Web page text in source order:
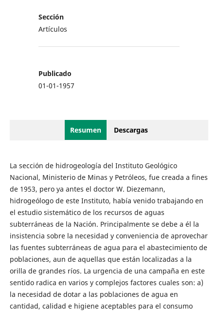
Sección
Artículos
Publicado
01-01-1957
Resumen Descargas
La sección de hidrogeología del Instituto Geológico
Nacional, Ministerio de Minas y Petróleos, fue creada a fines
de 1953, pero ya antes el doctor W. Diezemann,
hidrogeólogo de este Instituto, había venido trabajando en
el estudio sistemático de los recursos de aguas
subterráneas de la Nación. Principalmente se debe a él la
insistencia sobre la necesidad y conveniencia de aprovechar
las fuentes subterráneas de agua para el abastecimiento de
poblaciones, aun de aquellas que están localizadas a la
orilla de grandes ríos. La urgencia de una campaña en este
sentido radica en varios y complejos factores cuales son: a)
la necesidad de dotar a las poblaciones de agua en
cantidad, calidad e higiene aceptables para el consumo